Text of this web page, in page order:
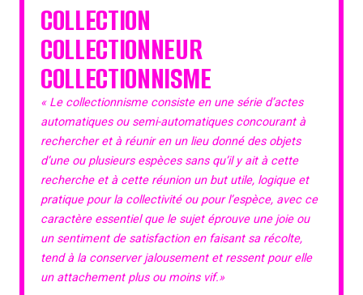
COLLECTION
COLLECTIONNEUR
COLLECTIONNISME
« Le collectionnisme consiste en une série d’actes
automatiques ou semi-automatiques concourant à
rechercher et à réunir en un lieu donné des objets
d’une ou plusieurs espèces sans qu’il y ait à cette
recherche et à cette réunion un but utile, logique et
pratique pour la collectivité ou pour l’espèce, avec ce
caractère essentiel que le sujet éprouve une joie ou
un sentiment de satisfaction en faisant sa récolte,
tend à la conserver jalousement et ressent pour elle
un attachement plus ou moins vif.»